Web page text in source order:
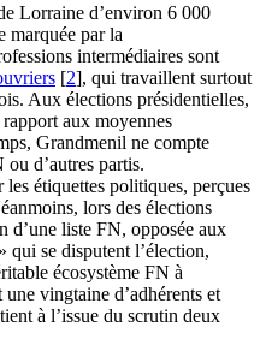
Lorraine d’environ 6 000
marquée par la
intermédiaires sont
[2], qui travaillent surtout
Aux élections présidentielles,
aux moyennes
Grandmenil ne compte
d’autres partis.
les étiquettes politiques, perçues
lors des élections
d’une liste FN, opposée aux
qui se disputent l’élection,
écosystème FN à
vingtaine d’adhérents et
à l’issue du scrutin deux